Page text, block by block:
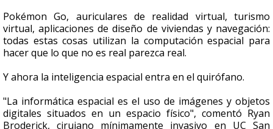
Pokémon Go, auriculares de realidad virtual, turismo
virtual, aplicaciones de diseño de viviendas y navegación:
todas estas cosas utilizan la computación espacial para
hacer que lo que no es real parezca real.
Y ahora la inteligencia espacial entra en el quirófano.
"La informática espacial es el uso de imágenes y objetos
digitales situados en un espacio físico", comentó Ryan
Broderick, cirujano mínimamente invasivo en UC San